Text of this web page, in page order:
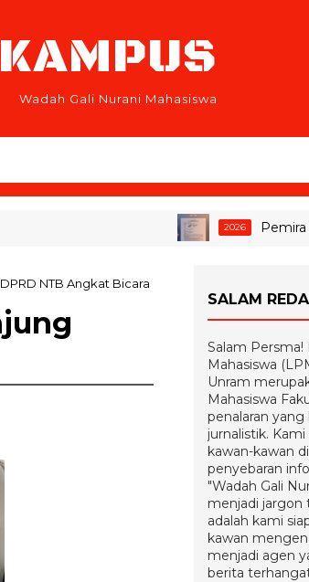
Wadah Gali Nurani Mahasiswa
2026 Pemira
NTB Angkat Bicara
SALAM
Salam
Mahasiswa
Unram
Mahasiswa
penalaran
jurnalistik.
kawan-kawan
penyebaran
"Wadah Gali
menjadi jargon
adalah kami
kawan
menjadi agen
berita